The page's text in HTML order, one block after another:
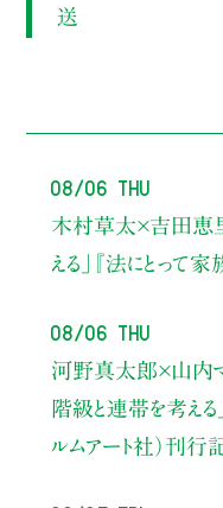
送
08/06 Thu
木村草太×吉田恵
える」
『法にとって
08/06 Thu
河野真太郎×山内
階級と連帯を考える」
ルムアート社）刊行